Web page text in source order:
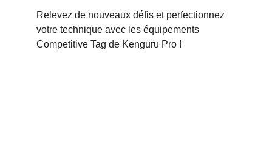
Relevez de nouveaux défis et perfectionnez
votre technique avec les équipements
Competitive Tag de Kenguru Pro !